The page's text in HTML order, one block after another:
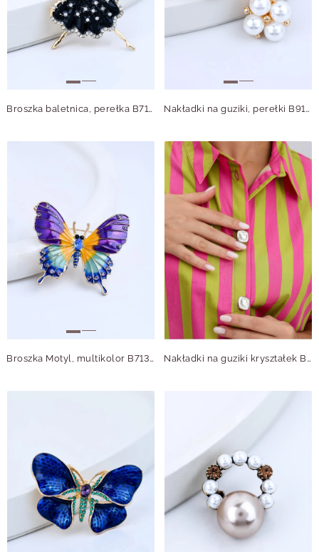
Broszka baletnica, perełka B713773Z00 Nakładki na guziki, perełki B913849Z00
Broszka Motyl, multikolor B713762Z00 Nakładki na guziki kryształek B913839S00